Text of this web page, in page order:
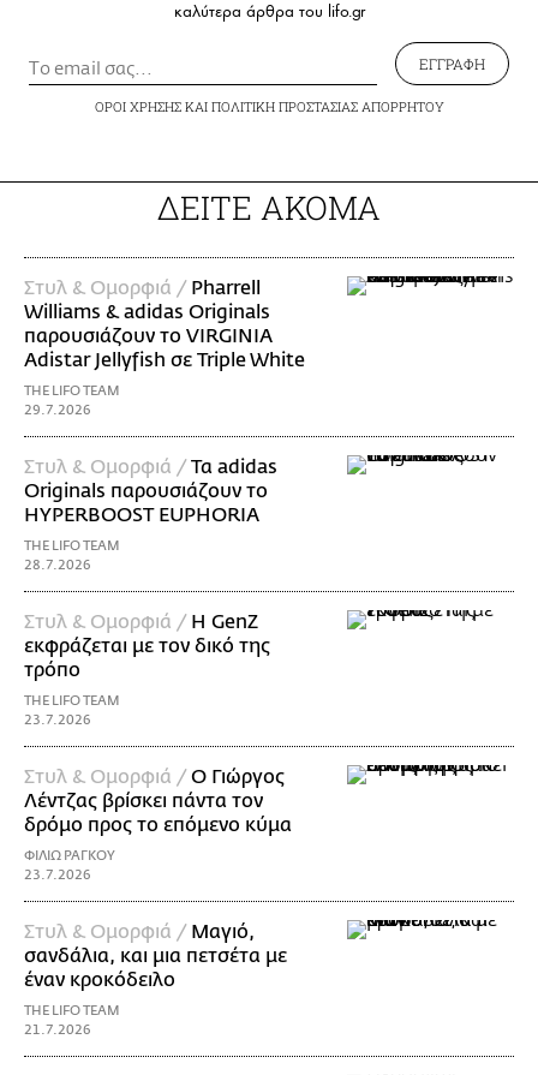
καλύτερα άρθρα του lifo.gr
ΕΓΓΡΑΦΗ
ΟΡΟΙ ΧΡΗΣΗΣΚΑΙ ΠΟΛΙΤΙΚΗ ΠΡΟΣΤΑΣΙΑΣ ΑΠΟΡΡΗΤΟΥ
ΔΕΙΤΕ ΑΚΟΜΑ
Στυλ & Ομορφιά / Pharrell
Williams & adidas Originals
παρουσιάζουν το VIRGINIA
Adistar Jellyfish σε Triple White
THE LIFO TEAM
29.7.2026
Στυλ & Ομορφιά /Τα adidas
Originals παρουσιάζουν το
HYPERBOOST EUPHORIA
THE LIFO TEAM
28.7.2026
Στυλ & Ομορφιά / H GenZ
εκφράζεται με τον δικό της
τρόπο
THE LIFO TEAM
23.7.2026
Στυλ & Ομορφιά /Ο Γιώργος
Λέντζας βρίσκει πάντα τον
δρόμο προς το επόμενο κύμα
ΦΙΛΙΩ ΡΑΓΚΟΥ
23.7.2026
Στυλ & Ομορφιά / Μαγιό,
σανδάλια, και μια πετσέτα με
έναν κροκόδειλο
THE LIFO TEAM
21.7.2026